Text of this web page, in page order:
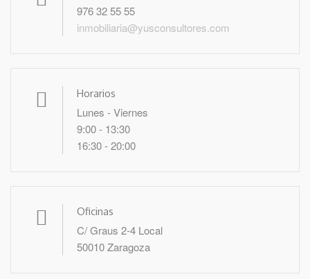
976 32 55 55
inmobiliaria@yusconsultores.com
Horarios
Lunes - Viernes
9:00 - 13:30
16:30 - 20:00
Oficinas
C/ Graus 2-4 Local
50010 Zaragoza